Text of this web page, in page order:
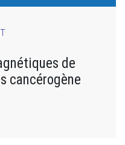
de
cancérogène